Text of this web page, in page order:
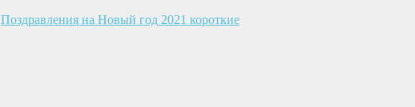
Поздравления на Новый год 2021 короткие